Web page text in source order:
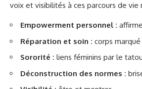
voix et visibilités à ces parcours de vie
Empowerment personnel :
Réparation et soin : corps
Sororité : liens féminins par le
Déconstruction des normes :